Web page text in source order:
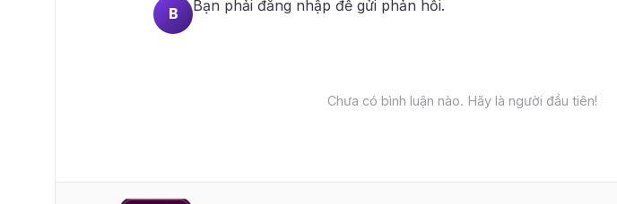
B Bạn phải đăng nhập để gửi phản hồi.
Chưa có bình luận nào. Hãy là người đầu tiên!